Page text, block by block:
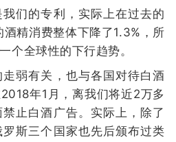
们的专利，实际上在过去的
精消费整体下降了1.3%，所
个全球性的下行趋势。
弱有关，也与各国对待白酒
年1月，离我们将近2万多
止白酒广告。实际上，除了
斯三个国家也先后颁布过类